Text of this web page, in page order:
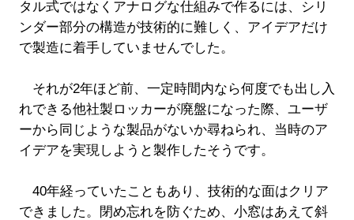
タル式ではなくアナログな仕組みで作るには、シリ
ンダー部分の構造が技術的に難しく、アイデアだけ
で製造に着手していませんでした。
それが2年ほど前、一定時間内なら何度でも出し入
れできる他社製ロッカーが廃盤になった際、ユーザ
ーから同じような製品がないか尋ねられ、当時のア
イデアを実現しようと製作したそうです。
40年経っていたこともあり、技術的な面はクリア
できました。閉め忘れを防ぐため、小窓はあえて斜